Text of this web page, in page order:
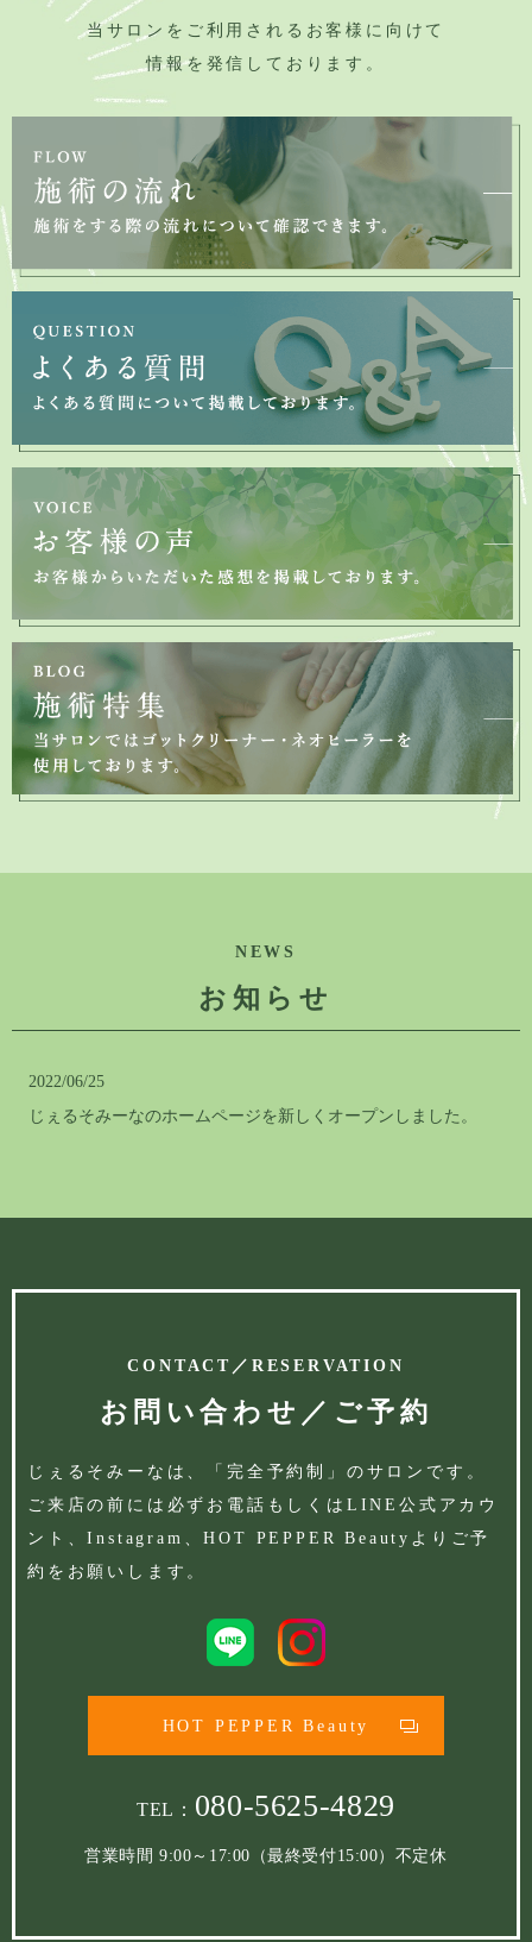
当サロンをご利用されるお客様に向けて
情報を発信しております。
NEWS
お知らせ
2022/06/25
じぇるそみーなのホームページを新しくオープンしました。
CONTACT／RESERVATION
お問い合わせ／ご予約
じぇるそみーなは、「完全予約制」のサロンです。
ご来店の前には必ずお電話もしくはLINE公式アカウ
ント、Instagram、HOT PEPPER Beautyより ご予
約をお願いします。
HOT PEPPER Beauty
TEL： 080-5625-4829
営業時間 9:00～17:00（最終受付15:00）不定休